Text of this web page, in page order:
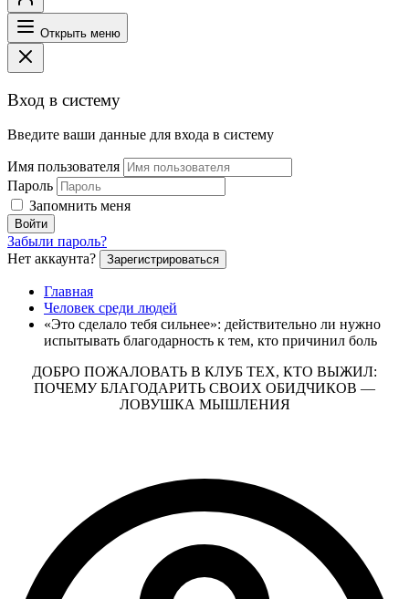
Открыть меню
Вход в систему
Введите ваши данные для входа в систему
Имя пользователя
Пароль
Запомнить меня
Войти
Забыли пароль?
Нет аккаунта?
Зарегистрироваться
Главная
Человек среди людей
«Это сделало тебя сильнее»: действительно ли нужно
испытывать благодарность к тем, кто причинил боль
ДОБРО ПОЖАЛОВАТЬ В КЛУБ ТЕХ, КТО ВЫЖИЛ:
ПОЧЕМУ БЛАГОДАРИТЬ СВОИХ ОБИДЧИКОВ —
ЛОВУШКА МЫШЛЕНИЯ